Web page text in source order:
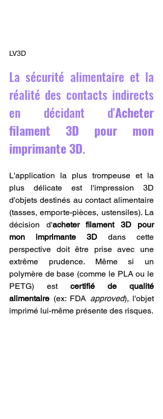
LV3D
La sécurité alimentaire et la
réalité des contacts indirects
en décidant d'Acheter
filament 3D pour mon
imprimante 3D.
L'application la plus trompeuse et la
plus délicate est l'impression 3D
d'objets destinés au contact alimentaire
(tasses, emporte-pièces, ustensiles). La
décision d'acheter filament 3D pour
mon imprimante 3D dans cette
perspective doit être prise avec une
extrême prudence. Même si un
polymère de base (comme le PLA ou le
PETG) est certifié de qualité
alimentaire (ex: FDA approved), l'objet
imprimé lui-même présente des risques.